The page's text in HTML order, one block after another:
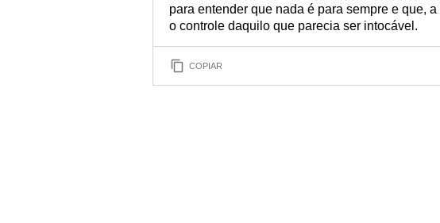
para entender que nada é para sempre e que,
o controle daquilo que parecia ser intocável.
COPIAR